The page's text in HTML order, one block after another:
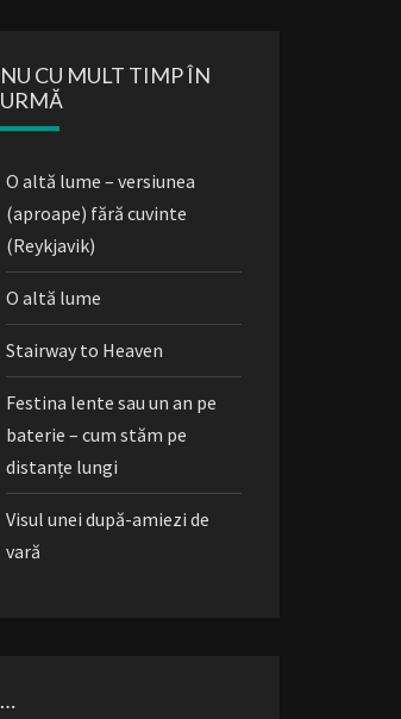
NU CU MULT TIMP ÎN
URMĂ
O altă lume – versiunea
(aproape) fără cuvinte
(Reykjavik)
O altă lume
Stairway to Heaven
Festina lente sau un an pe
baterie – cum stăm pe
distanțe lungi
Visul unei după-amiezi de
vară
…